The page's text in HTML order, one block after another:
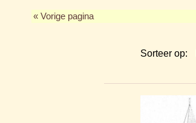
« Vorige pagina
Sorteer op: